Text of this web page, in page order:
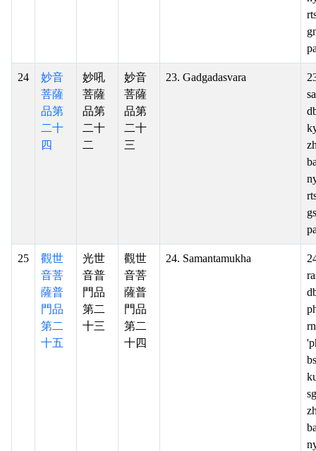
24
妙音
菩薩
品第
二十
四
妙吼
菩薩
品第
二十
二
妙音
菩薩
品第
二十
三
23. Gadgadasvara
25
觀世
音菩
薩普
門品
第二
十五
光世
音普
門品
第二
十三
觀世
音菩
薩普
門品
第二
十四
24. Samantamukha